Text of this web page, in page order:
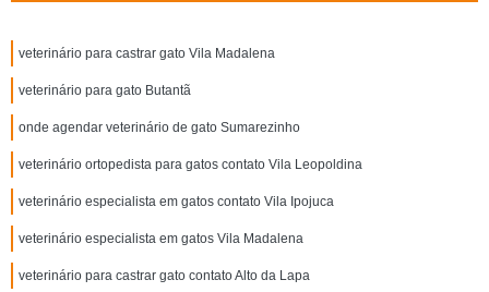
veterinário para castrar gato Vila Madalena
veterinário para gato Butantã
onde agendar veterinário de gato Sumarezinho
veterinário ortopedista para gatos contato Vila Leopoldina
veterinário especialista em gatos contato Vila Ipojuca
veterinário especialista em gatos Vila Madalena
veterinário para castrar gato contato Alto da Lapa